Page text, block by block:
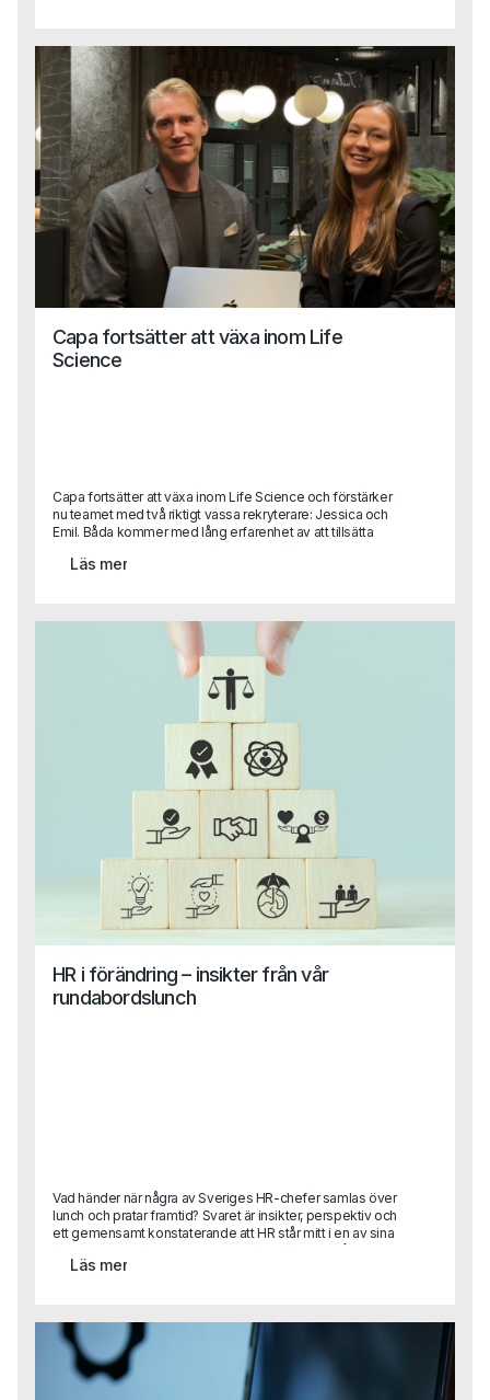
Capa fortsätter att växa inom Life
Science
Capa fortsätter att växa inom Life Science och förstärker
nu teamet med två riktigt vassa rekryterare: Jessica och
Emil. Båda kommer med lång erfarenhet av att tillsätta
medicinteknik och blir en viktig del i vår satsning på att
kompetens även inom områden som HR, Legal och
Finance kan vi nu erbjuda en helhetslösning till Life
Science-bolag, oavsett funktion eller behov.
Läs mer
HR i förändring – insikter från vår
rundabordslunch
Vad händer när några av Sveriges HR-chefer samlas över
lunch och pratar framtid? Svaret är insikter, perspektiv och
ett gemensamt konstaterande att HR står mitt i en av sina
mest spännande (och utmanande) faser hittills.På Capas
rundabordslunch samlade vi ett utvalt gäng HR-ledare
verklighet och framtidens behov från strategisk
kompetensförsörjning till AI, ledarskap, kultur och etik.Vi
summerar här de viktigaste insikterna från samtalen.För
dig som var med, tack för era reflektioner!För dig som inte
kunde delta, här kommer en glimt av vad som
Läs mer